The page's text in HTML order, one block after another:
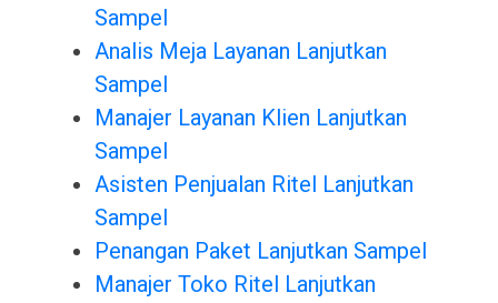
Sampel
Analis Meja Layanan Lanjutkan
Sampel
Manajer Layanan Klien Lanjutkan
Sampel
Asisten Penjualan Ritel Lanjutkan
Sampel
Penangan Paket Lanjutkan Sampel
Manajer Toko Ritel Lanjutkan